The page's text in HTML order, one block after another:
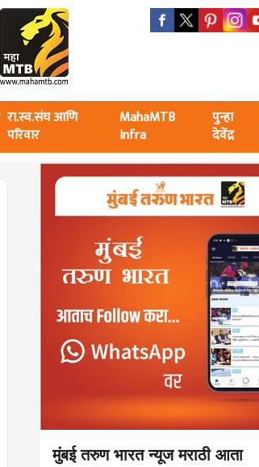
रा.स्व.संघ आणि
परिवार
MahaMTB
Infra
पुन्हा
देवेंद्र
मुंबई तरुण भारत न्यूज मराठी आता